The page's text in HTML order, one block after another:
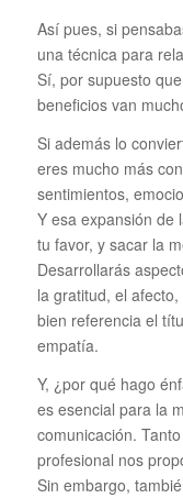
Así pues, si
una técnica para
Sí, por supuesto
beneficios van
Si además lo
eres mucho más
sentimientos,
Y esa expansión de
tu favor, y sacar la
Desarrollarás
la gratitud, el
bien referencia el
empatía.
Y, ¿por qué hago
es esencial para la
comunicación.
profesional nos
Sin embargo,